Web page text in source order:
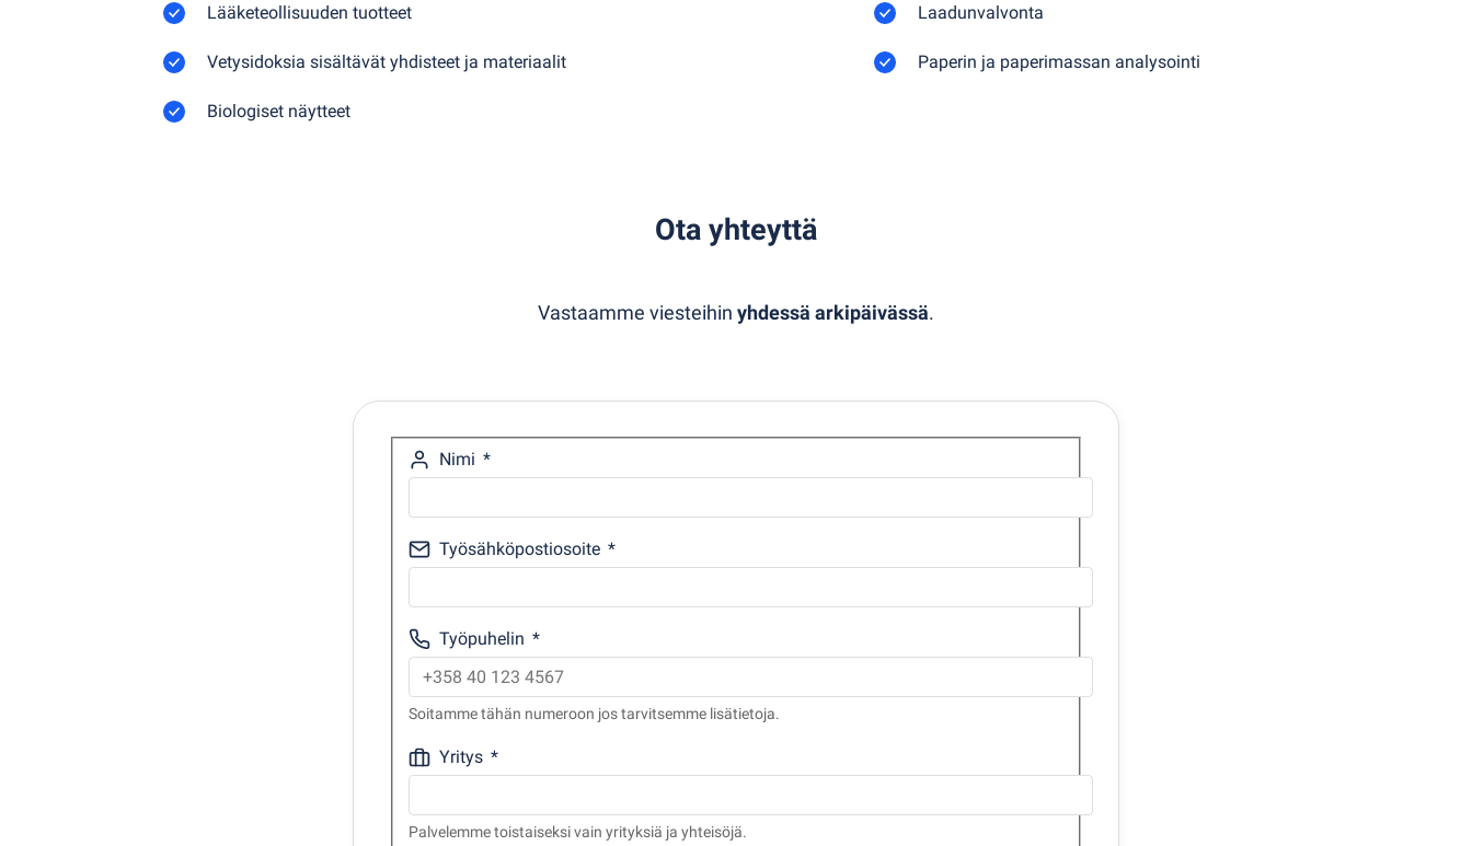
Lääketeollisuuden tuotteet
Vetysidoksia sisältävät yhdisteet ja materiaalit
Biologiset näytteet
Laadunvalvonta
Paperin ja paperimassan analysointi
Ota yhteyttä
Vastaamme viesteihin yhdessä arkipäivässä.
Nimi
Työsähköpostiosoite
Työpuhelin
Soitamme tähän numeroon jos tarvitsemme lisätietoja.
Yritys
Palvelemme toistaiseksi vain yrityksiä ja yhteisöjä.